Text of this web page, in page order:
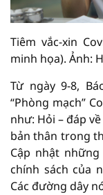
Tiêm vắc-xin
minh họa). Ảnh:
Từ ngày 9-8,
“Phòng mạch”
như: Hỏi – đáp
bản thân trong
Cập nhật
chính sách của
Các đường dây